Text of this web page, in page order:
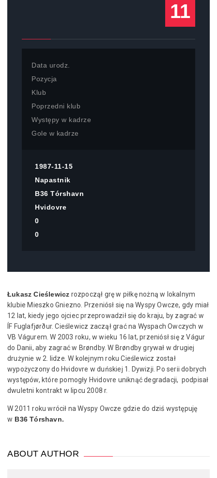
11
Data urodz.
Pozycja
Klub
Poprzedni klub
Występy w kadrze
Gole w kadrze
1987-11-15
Napastnik
B36 Tórshavn
Hvidovre
0
0
Łukasz Cieślewicz rozpoczął grę w piłkę nożną w lokalnym
klubie Mieszko Gniezno. Przeniósł się na Wyspy Owcze, gdy miał
12 lat, kiedy jego ojciec przeprowadził się do kraju, by zagrać w
ÍF Fuglafjørður. Cieślewicz zaczął grać na Wyspach Owczych w
VB Vágurem. W 2003 roku, w wieku 16 lat, przeniósł się z Vágur
do Danii, aby zagrać w Brøndby. W Brøndby grywał w drugiej
drużynie w 2. lidze. W kolejnym roku Cieślewicz został
wypożyczony do Hvidovre w duńskiej 1. Dywizji. Po serii dobrych
występów, które pomogły Hvidovre uniknąć degradacji, podpisał
dwuletni kontrakt w lipcu 2008 r.
W 2011 roku wrócił na Wyspy Owcze gdzie do dziś występuję
w B36 Tórshavn.
ABOUT AUTHOR